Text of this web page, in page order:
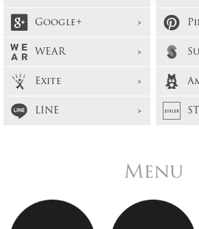
Google+
WEAR
Exite
LINE
Menu